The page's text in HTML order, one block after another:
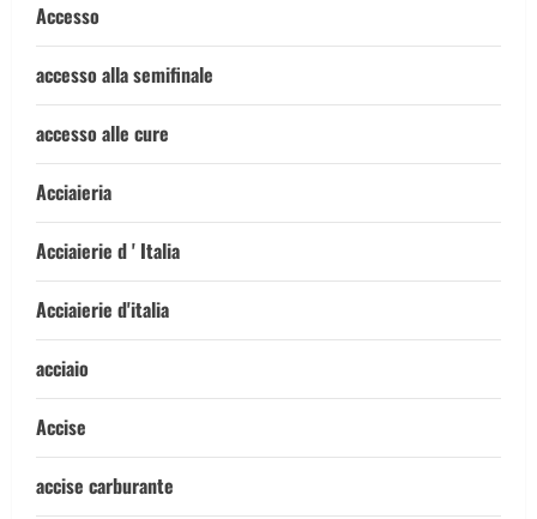
Accesso
accesso alla semifinale
accesso alle cure
Acciaieria
Acciaierie d ' Italia
Acciaierie d'italia
acciaio
Accise
accise carburante